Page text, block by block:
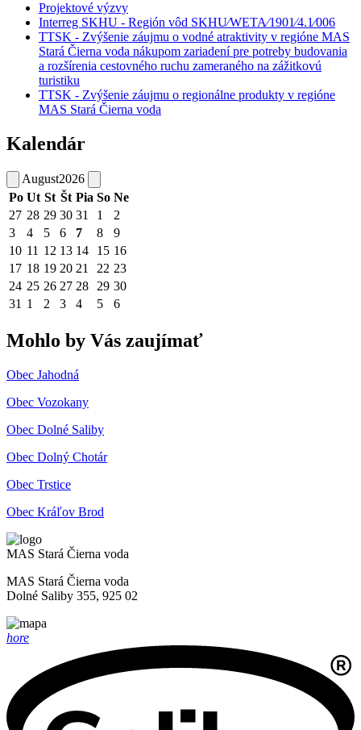
Projektové výzvy
Interreg SKHU - Región vôd SKHU⁄WETA⁄1901⁄4.1⁄006
TTSK - Zvýšenie záujmu o vodné atraktivity v regióne MAS
Stará Čierna voda nákupom zariadení pre potreby budovania
a rozšírenia cestovného ruchu zameraného na zážitkovú
turistiku
TTSK - Zvýšenie záujmu o regionálne produkty v regióne
MAS Stará Čierna voda
Kalendár
August2026
Po Ut St Št Pia So Ne
27 28 29 30 31 1
2
3
4 5 6 7 8
9
10 11 12 13 14 15 16
17 18 19 20 21 22 23
24 25 26 27 28 29 30
31 1 2 3 4 5 6
Mohlo by Vás zaujímať
Obec Jahodná
Obec Vozokany
Obec Dolné Saliby
Obec Dolný Chotár
Obec Trstice
Obec Kráľov Brod
MAS Stará Čierna voda
MAS Stará Čierna voda
Dolné Saliby 355, 925 02
hore